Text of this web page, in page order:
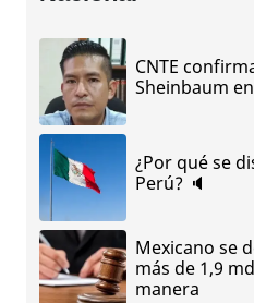
CNTE
Sheinbaum
¿Por qué se
Perú? 🔈
Mexicano se
más de 1,9
manera